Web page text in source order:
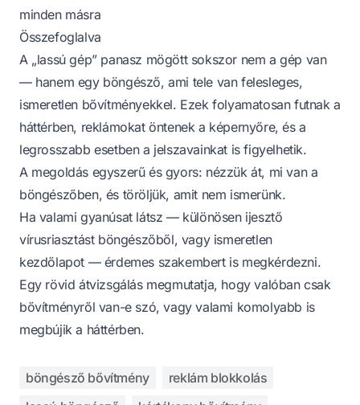
minden másra
Összefoglalva
A „lassú gép” panasz mögött sokszor nem a gép van
— hanem egy böngésző, ami tele van felesleges,
ismeretlen bővítményekkel. Ezek folyamatosan futnak a
háttérben, reklámokat öntenek a képernyőre, és a
legrosszabb esetben a jelszavainkat is figyelhetik.
A megoldás egyszerű és gyors: nézzük át, mi van a
böngészőben, és töröljük, amit nem ismerünk.
Ha valami gyanúsat látsz — különösen ijesztő
vírusriasztást böngészőből, vagy ismeretlen
kezdőlapot — érdemes szakembert is megkérdezni.
Egy rövid átvizsgálás megmutatja, hogy valóban csak
bővítményről van-e szó, vagy valami komolyabb is
megbújik a háttérben.
böngésző bővítmény
reklám blokkolás